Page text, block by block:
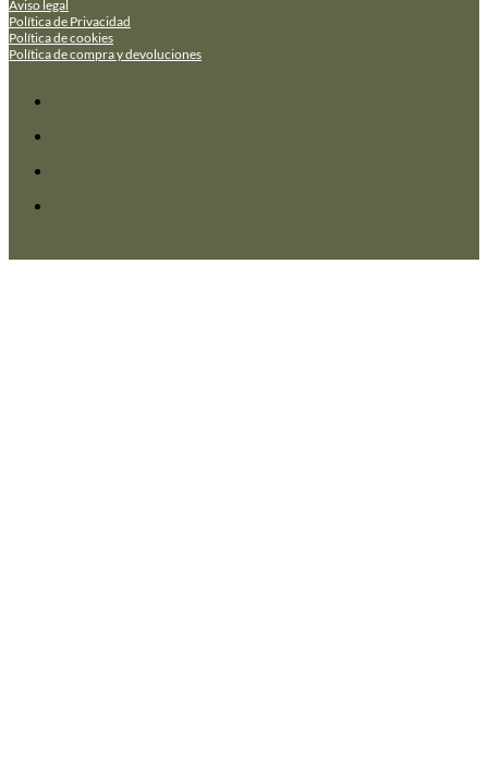
Aviso legal
Política de Privacidad
Política de cookies
Política de compra y devoluciones